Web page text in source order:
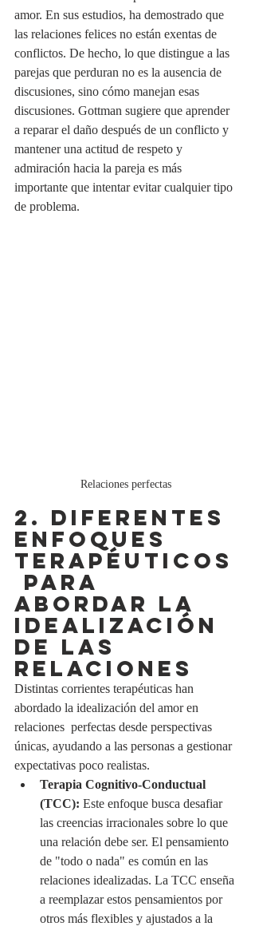
amor. En sus estudios, ha demostrado que
las relaciones felices no están exentas de
conflictos. De hecho, lo que distingue a las
parejas que perduran no es la ausencia de
discusiones, sino cómo manejan esas
discusiones. Gottman sugiere que aprender
a reparar el daño después de un conflicto y
mantener una actitud de respeto y
admiración hacia la pareja es más
importante que intentar evitar cualquier tipo
de problema.
Relaciones perfectas
2. DIFERENTES
ENFOQUES
TERAPÉUTICOS
PARA
ABORDAR LA
IDEALIZACIÓN
DE LAS
RELACIONES
Distintas corrientes terapéuticas han
abordado la idealización del amor en
relaciones  perfectas desde perspectivas
únicas, ayudando a las personas a gestionar
expectativas poco realistas.
Terapia Cognitivo-Conductual
(TCC): Este enfoque busca desafiar
las creencias irracionales sobre lo que
una relación debe ser. El pensamiento
de "todo o nada" es común en las
relaciones idealizadas. La TCC enseña
a reemplazar estos pensamientos por
otros más flexibles y ajustados a la